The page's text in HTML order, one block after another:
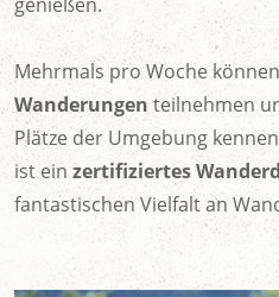
Mehrmals pro Woche
Wanderungen teilnehmen
Plätze der Umgebung
ist ein zertifiziertes
fantastischen Vielfalt an